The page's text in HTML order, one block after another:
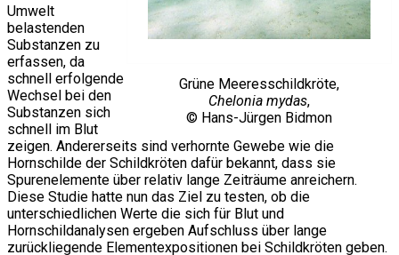
Grüne Meeresschildkröte,
Chelonia mydas,
© Hans-Jürgen Bidmon
Umwelt
belastenden
Substanzen zu
erfassen, da
schnell erfolgende
Wechsel bei den
Substanzen sich
schnell im Blut
zeigen. Andererseits sind verhornte Gewebe wie die
Hornschilde der Schildkröten dafür bekannt, dass sie
Spurenelemente über relativ lange Zeiträume anreichern.
Diese Studie hatte nun das Ziel zu testen, ob die
unterschiedlichen Werte die sich für Blut und
Hornschildanalysen ergeben Aufschluss über lange
zurückliegende Elementexpositionen bei Schildkröten geben.